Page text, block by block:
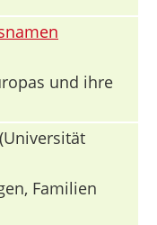
und ihre
(Universität
Familien